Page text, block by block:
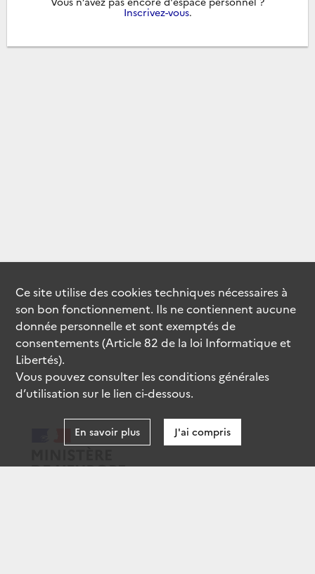
Inscrivez-vous.
Ce site utilise descookiestechniques nécessaires à
son bon fonctionnement. Ils ne contiennent aucune
donnée personnelle et sont exemptés de
consentements (Article 82 de la loi Informatique et
Libertés).
Vous pouvez consulter les conditions générales
d’utilisation sur le lien ci-dessous.
En savoir plus J'ai compris